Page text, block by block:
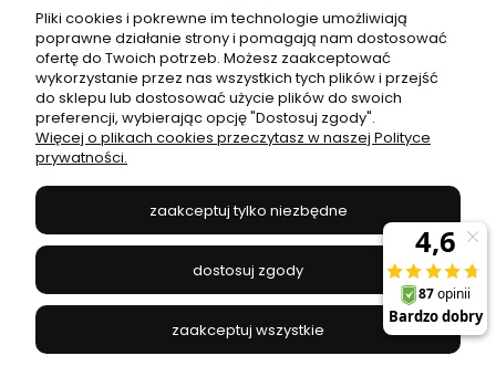
Płatności i dostawa
Informacje
JANEX
669-050-03-43
504 545 749//E-mail:sklep@janexmarket.pl
Pliki cookies i pokrewne im technologie umożliwiają
poprawne działanie strony i pomagają nam dostosować
ofertę do Twoich potrzeb. Możesz zaakceptować
wykorzystanie przez nas wszystkich tych plików i przejść
do sklepu lub dostosować użycie plików do swoich
preferencji, wybierając opcję "Dostosuj zgody".
Więcej o plikach cookies przeczytasz w naszej Polityce
prywatności.
zaakceptuj tylko niezbędne
dostosuj zgody
zaakceptuj wszystkie